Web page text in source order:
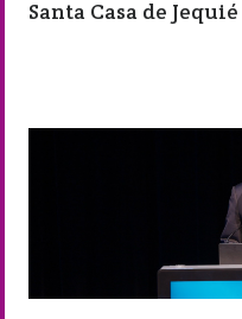
Santa Casa de Jequié